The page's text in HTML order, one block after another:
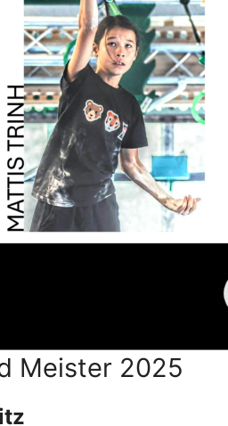
Meister 2025